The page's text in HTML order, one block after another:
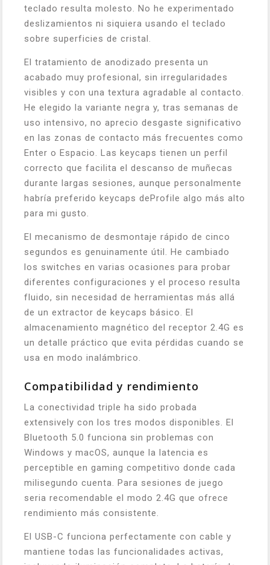
teclado resulta molesto. No he experimentado
deslizamientos ni siquiera usando el teclado
sobre superficies de cristal.
El tratamiento de anodizado presenta un
acabado muy profesional, sin irregularidades
visibles y con una textura agradable al contacto.
He elegido la variante negra y, tras semanas de
uso intensivo, no aprecio desgaste significativo
en las zonas de contacto más frecuentes como
Enter o Espacio. Las keycaps tienen un perfil
correcto que facilita el descanso de muñecas
durante largas sesiones, aunque personalmente
habría preferido keycaps deProfile algo más alto
para mi gusto.
El mecanismo de desmontaje rápido de cinco
segundos es genuinamente útil. He cambiado
los switches en varias ocasiones para probar
diferentes configuraciones y el proceso resulta
fluido, sin necesidad de herramientas más allá
de un extractor de keycaps básico. El
almacenamiento magnético del receptor 2.4G es
un detalle práctico que evita pérdidas cuando se
usa en modo inalámbrico.
Compatibilidad y rendimiento
La conectividad triple ha sido probada
extensively con los tres modos disponibles. El
Bluetooth 5.0 funciona sin problemas con
Windows y macOS, aunque la latencia es
perceptible en gaming competitivo donde cada
milisegundo cuenta. Para sesiones de juego
seria recomendable el modo 2.4G que ofrece
rendimiento más consistente.
El USB-C funciona perfectamente con cable y
mantiene todas las funcionalidades activas,